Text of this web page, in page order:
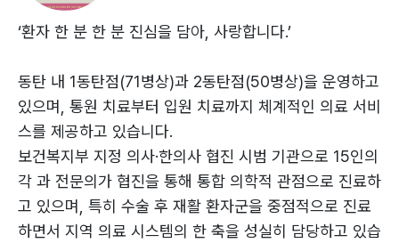
지처럼 활용할 수 있다. 재활은 단순한 반복이 아니라, 몸
과 신뢰를 다시 쌓아 가는 과정이라는 메시지를 담고 있으
<재활, 삶을 되돌리는 회복의 기술>은 아픔 너머 새로운
삶을 설계하고자 하는 모든 이들의 동반자가 된다. 혼자
헤매는 대신, 구체적이고 실행 가능한 계획을 따라가며 몸
을 회복하고 마음을 다잡을 수 있도록 돕는다. 수술을 넘
어선 그 길 위에서, 독자는 자신과 다시 화해하고 새로운
일상을 설계해 갈 힘을 얻게 된다.
수술 이후 치료 과정
병원에서 하는 재활치료
〈갑상선암 수술 후 시기별 재활과정 한눈에 보기〉
[유방암 편]
유방암 수술과 재건의 핵심 포인트
수술 후 따라오는 후유증
수술 이후 치료 과정
병원에서 하는 재활치료
‘환자 한 분 한 분 진심을 담아, 사랑합니다.’
동탄 내 1동탄점(71병상)과 2동탄점(50병상)을 운영하고
있으며, 통원 치료부터 입원 치료까지 체계적인 의료 서비
스를 제공하고 있습니다.
보건복지부 지정 의사·한의사 협진 시범 기관으로 15인의
각 과 전문의가 협진을 통해 통합 의학적 관점으로 진료하
고 있으며, 특히 수술 후 재활 환자군을 중점적으로 진료
하면서 지역 의료 시스템의 한 축을 성실히 담당하고 있습